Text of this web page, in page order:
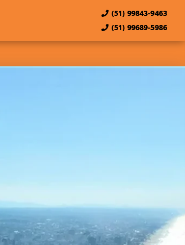
(51) 99843-9463
(51) 99689-5986